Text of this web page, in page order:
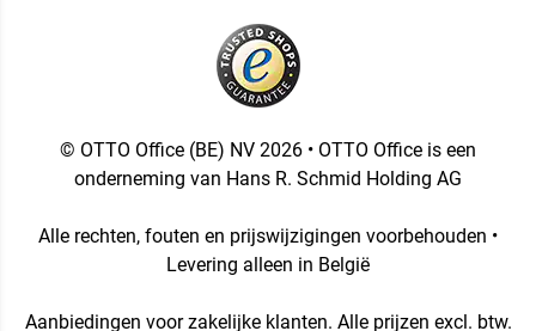
© OTTO Office (BE) NV 2026 • OTTO Office is een
onderneming van Hans R. Schmid Holding AG
Alle rechten, fouten en prijswijzigingen voorbehouden •
Levering alleen in België
Aanbiedingen voor zakelijke klanten. Alle prijzen excl. btw.